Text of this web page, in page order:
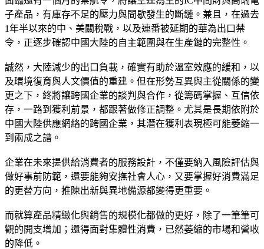
子產品，有庫存不足的壓力與間歇發生的斷鏈。兼且，在過去
1年半以來的中、美關稅戰，以及連番被延期的華為出口禁
令，正逐步確認中國大陸的自主範圍與在生產鏈的完整性。
誠然，大陸減少的出口負載，確實有助於溫室效應的緩和，以
及環境復育與人文價值的重建。但在形勢互異與主從關係的變
更之下，終將讓跨國企業的談判與合作，從籌碼掌握、互信依
存，一路到獲利前景，都跟著做修正調整。尤其是長期依附於
中國大陸供應網絡的跨國企業，其潛在獲利表現極可能萎縮一
到兩成之譜。
企業在未來提供給消費者的服務設計，不僅要納入風險評估與
做好事前防範，還要能夠安撫社會人心，又要掌握好消費滿足
的更替方向，推陳出新與異地備源都變得更重要。
而就算產品精緻化與銷售的規模化都做的更好，除了一筆筆可
觀的開支增加；還得面對集體性消費，已然萎縮的市場和營收
的降低。